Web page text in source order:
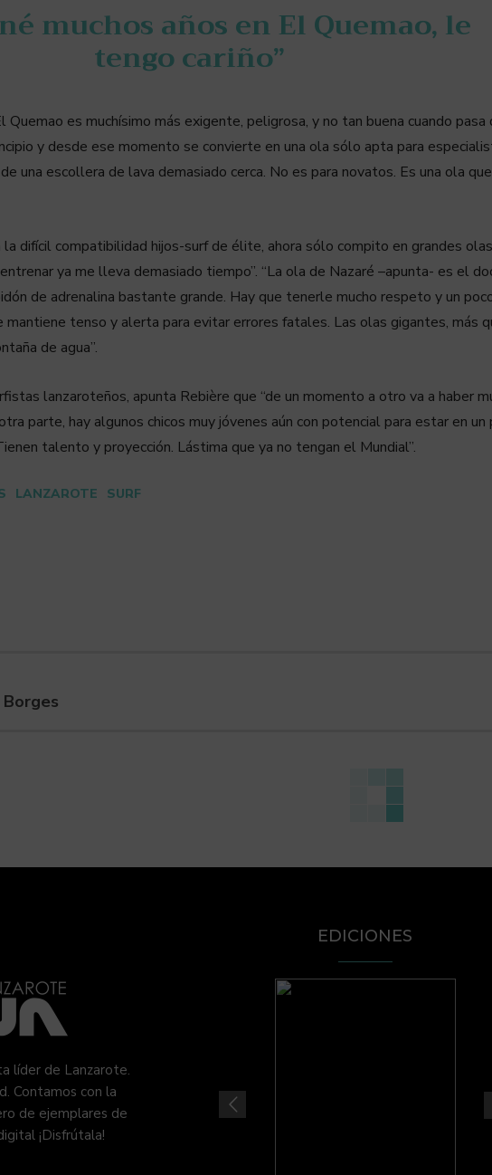
muchos años en El Quemao, le
tengo cariño”
Quemao es muchísimo más exigente, peligrosa, y no tan buena cuando pasa
y desde ese momento se convierte en una ola sólo apta para
una escollera de lava demasiado cerca. No es para novatos. Es una ola
la difícil compatibilidad hijos-surf de élite, ahora sólo compito en grandes
ya me lleva demasiado tiempo”. “La ola de Nazaré –apunta- es el
de adrenalina bastante grande. Hay que tenerle mucho respeto y un
mantiene tenso y alerta para evitar errores fatales. Las olas gigantes, más
de agua”.
lanzaroteños, apunta Rebière que “de un momento a otro va a haber
parte, hay algunos chicos muy jóvenes aún con potencial para estar en un
talento y proyección. Lástima que ya no tengan el Mundial”.
LANZAROTE SURF
líder de Lanzarote.
Contamos con la
de ejemplares de
¡Disfrútala!
EDICIONES